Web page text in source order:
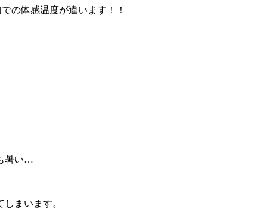
の体感温度が違います！！
暑い…
まいます。